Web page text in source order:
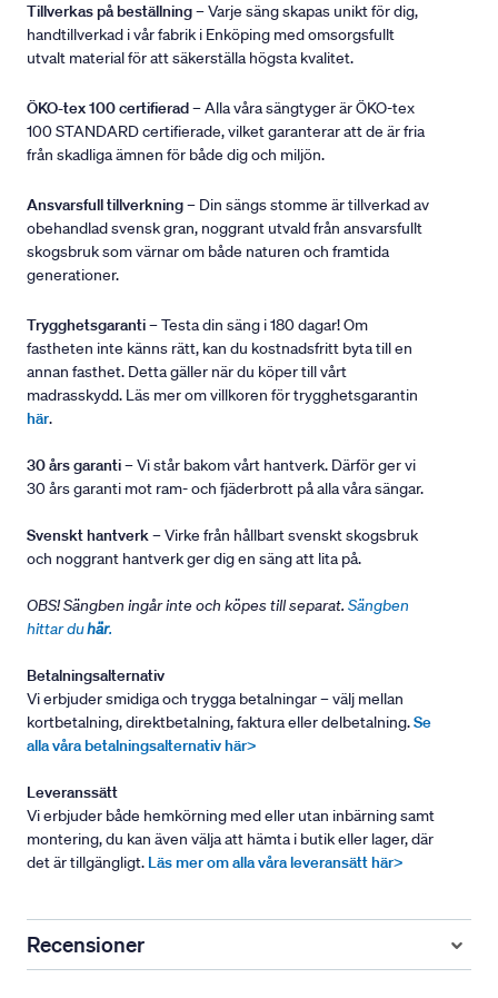
Tillverkas på beställning– Varje säng skapas unikt för dig,
handtillverkad i vår fabrik i Enköping med omsorgsfullt
utvalt material för att säkerställa högsta kvalitet.
ÖKO-tex 100 certifierad– Alla våra sängtyger är ÖKO-tex
100 STANDARD certifierade, vilket garanterar att de är fria
från skadliga ämnen för både dig och miljön.
Ansvarsfull tillverkning– Din sängs stomme är tillverkad av
obehandlad svensk gran, noggrant utvald från ansvarsfullt
skogsbruk som värnar om både naturen och framtida
generationer.
Trygghetsgaranti– Testa din säng i 180 dagar! Om
fastheten inte känns rätt, kan du kostnadsfritt byta till en
annan fasthet. Detta gäller när du köper till vårt
madrasskydd. Läs mer om villkoren för trygghetsgarantin
här.
30 års garanti– Vi står bakom vårt hantverk. Därför ger vi
30 års garanti mot ram- och fjäderbrott på alla våra sängar.
Svenskt hantverk– Virke från hållbart svenskt skogsbruk
och noggrant hantverk ger dig en säng att lita på.
OBS! Sängben ingår inte och köpes till separat. Sängben
hittar duhär.
Betalningsalternativ
Vi erbjuder smidiga och trygga betalningar – välj mellan
kortbetalning, direktbetalning, faktura eller delbetalning.Se
alla våra betalningsalternativ här>
Leveranssätt
Vi erbjuder både hemkörning med eller utan inbärning samt
montering, du kan även välja att hämta i butik eller lager, där
det är tillgängligt. Läs mer om alla våra leveransätt här>
Recensioner